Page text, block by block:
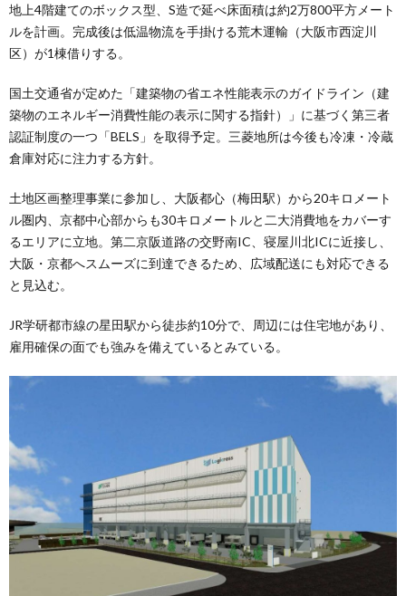
地上4階建てのボックス型、S造で延べ床面積は約2万800平方メート
ルを計画。完成後は低温物流を手掛ける荒木運輸（大阪市西淀川
区）が1棟借りする。
国土交通省が定めた「建築物の省エネ性能表示のガイドライン（建
築物のエネルギー消費性能の表示に関する指針）」に基づく第三者
認証制度の一つ「BELS」を取得予定。三菱地所は今後も冷凍・冷蔵
倉庫対応に注力する方針。
土地区画整理事業に参加し、大阪都心（梅田駅）から20キロメート
ル圏内、京都中心部からも30キロメートルと二大消費地をカバーす
るエリアに立地。第二京阪道路の交野南IC、寝屋川北ICに近接し、
大阪・京都へスムーズに到達できるため、広域配送にも対応できる
と見込む。
JR学研都市線の星田駅から徒歩約10分で、周辺には住宅地があり、
雇用確保の面でも強みを備えているとみている。